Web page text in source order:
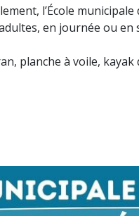
l’École municipale
en journée ou en
planche à voile,